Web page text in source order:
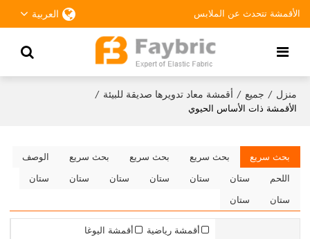
الأقمشة تتحدث عن الملابس العربية
منزل / جميع / أقمشة معاد تدويرها صديقة للبيئة /
الأقمشة ذات الأساس الحيوي
بحث سريع بحث سريع بحث سريع بحث سريع
الوصف
اللحم
ستان ستان ستان ستان ستان
ستان
ستان
ستان
أقمشة رياضية
أقمشة اليوغا